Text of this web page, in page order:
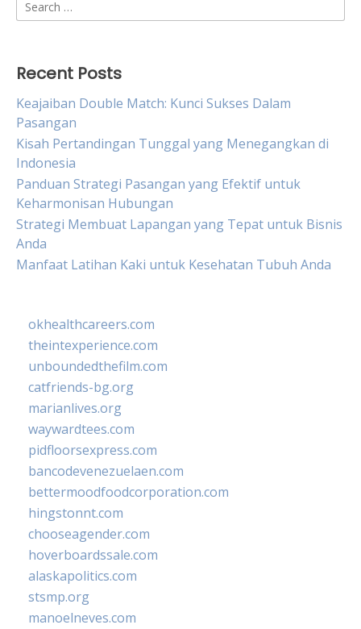
for:
Recent Posts
Keajaiban Double Match: Kunci Sukses Dalam
Pasangan
Kisah Pertandingan Tunggal yang Menegangkan di
Indonesia
Panduan Strategi Pasangan yang Efektif untuk
Keharmonisan Hubungan
Strategi Membuat Lapangan yang Tepat untuk Bisnis
Anda
Manfaat Latihan Kaki untuk Kesehatan Tubuh Anda
okhealthcareers.com
theintexperience.com
unboundedthefilm.com
catfriends-bg.org
marianlives.org
waywardtees.com
pidfloorsexpress.com
bancodevenezuelaen.com
bettermoodfoodcorporation.com
hingstonnt.com
chooseagender.com
hoverboardssale.com
alaskapolitics.com
stsmp.org
manoelneves.com